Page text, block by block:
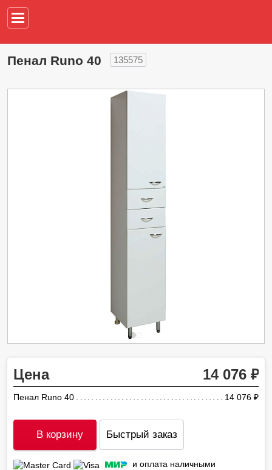
Пенал Runo 40 135575
Цена 14 076
Пенал Runo 40 14 076
В корзину Быстрый заказ
и оплата наличными